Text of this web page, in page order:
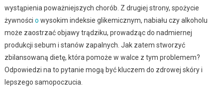
wystąpienia poważniejszych chorób. Z drugiej strony, spożycie
żywności o wysokim indeksie glikemicznym, nabiału czy alkoholu
może zaostrzać objawy trądziku, prowadząc do nadmiernej
produkcji sebum i stanów zapalnych. Jak zatem stworzyć
zbilansowaną dietę, która pomoże w walce z tym problemem?
Odpowiedzi na to pytanie mogą być kluczem do zdrowej skóry i
lepszego samopoczucia.